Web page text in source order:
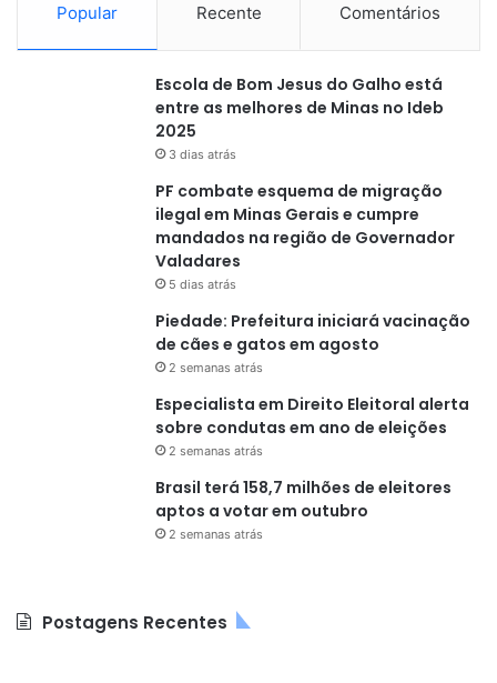
Popular Recente Comentários
Escola de Bom Jesus do Galho está
entre as melhores de Minas no Ideb
2025
3 dias atrás
PF combate esquema de migração
ilegal em Minas Gerais e cumpre
mandados na região de Governador
Valadares
5 dias atrás
Piedade: Prefeitura iniciará vacinação
de cães e gatos em agosto
2 semanas atrás
Especialista em Direito Eleitoral alerta
sobre condutas em ano de eleições
2 semanas atrás
Brasil terá 158,7 milhões de eleitores
aptos a votar em outubro
2 semanas atrás
Postagens Recentes